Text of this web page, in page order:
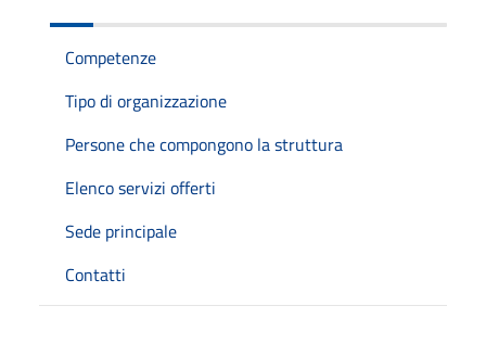
Competenze
Tipo di organizzazione
Persone che compongono la struttura
Elenco servizi offerti
Sede principale
Contatti